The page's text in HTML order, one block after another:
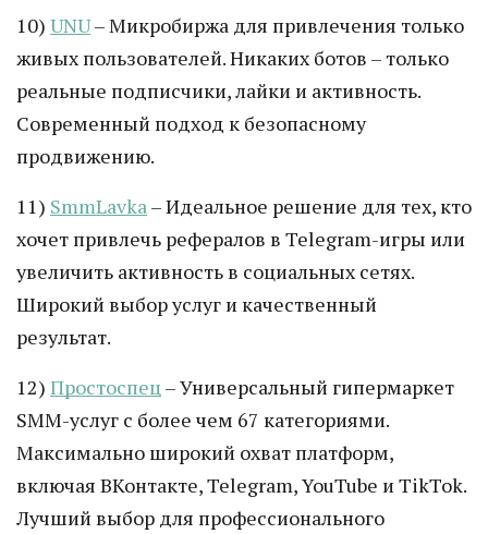
10) UNU– Микробиржа для привлечения только
живых пользователей. Никаких ботов – только
реальные подписчики, лайки и активность.
Современный подход к безопасному
продвижению.
11) SmmLavka– Идеальное решение для тех, кто
хочет привлечь рефералов в Telegram-игры или
увеличить активность в социальных сетях.
Широкий выбор услуг и качественный
результат.
12) Простоспец– Универсальный гипермаркет
SMM-услуг с более чем 67 категориями.
Максимально широкий охват платформ,
включая ВКонтакте, Telegram, YouTube и TikTok.
Лучший выбор для профессионального